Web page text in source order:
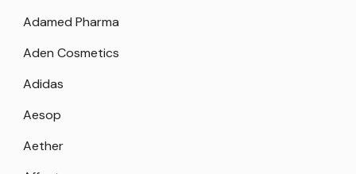
Adamed Pharma
Aden Cosmetics
Adidas
Aesop
Aether